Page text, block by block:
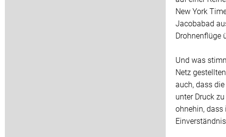
New York
Jacobabad
Drohnenflüge
Und was
Netz
auch, dass
unter Druck
ohnehin, dass